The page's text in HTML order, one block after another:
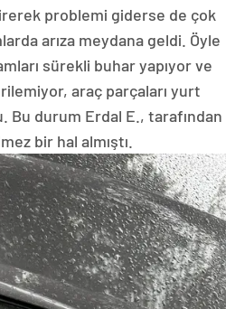
problemi giderse de çok
arıza meydana geldi. Öyle
sürekli buhar yapıyor ve
araç parçaları yurt
Bu durum Erdal E., tarafından
bir hal almıştı.